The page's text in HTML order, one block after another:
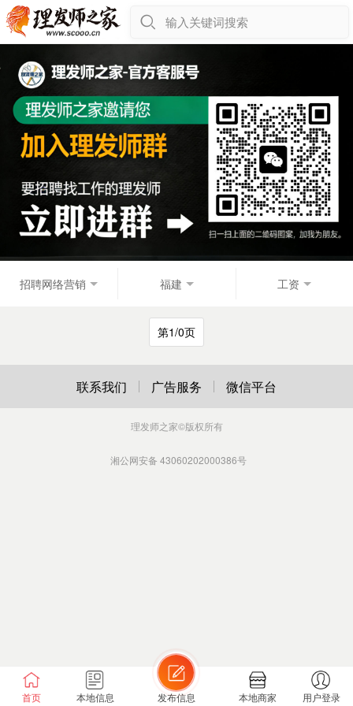
输入关键词搜索
招聘网络营销 福建 工资
第1/0页
首页 本地信息 发布信息 本地商家 用户登录
联系我们 广告服务 微信平台
理发师之家©版权所有
湘公网安备 43060202000386号